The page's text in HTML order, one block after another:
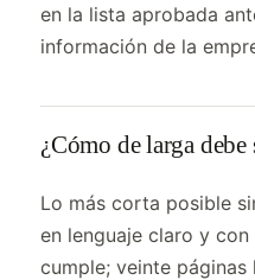
en la lista aprobada
información de la
¿Cómo de larga
Lo más corta posible
en lenguaje claro y
cumple; veinte páginas